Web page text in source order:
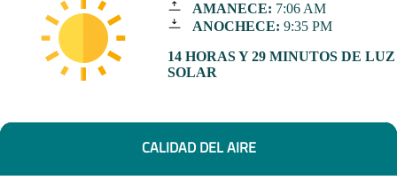
AMANECE: 7:06 AM
ANOCHECE: 9:35 PM
14 HORAS Y 29 MINUTOS DE LUZ
SOLAR
CALIDAD DEL AIRE